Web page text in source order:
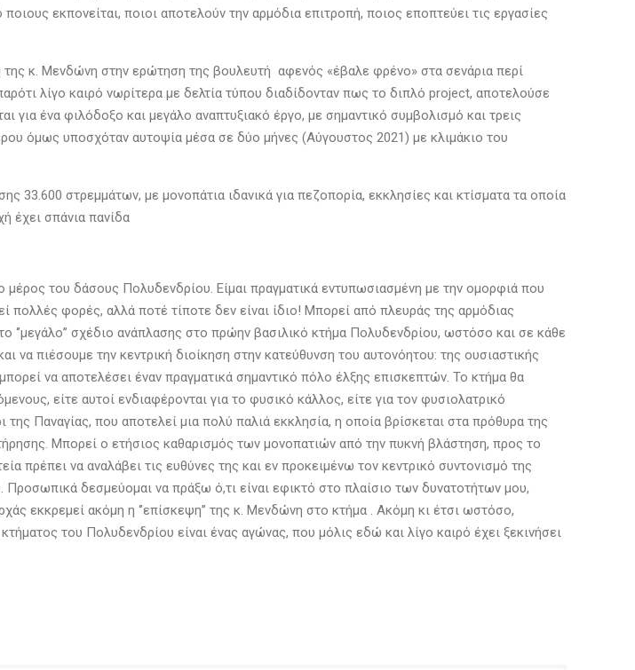
εκπονείται, ποιοι αποτελούν την αρμόδια επιτροπή, ποιος εποπτεύει τις εργασίες
κ. Μενδώνη στην ερώτηση της βουλευτή αφενός «έβαλε φρένο» στα σενάρια περί
λίγο καιρό νωρίτερα με δελτία τύπου διαδίδονταν πως το διπλό project, αποτελούσε
ένα φιλόδοξο και μεγάλο αναπτυξιακό έργο, με σημαντικό συμβολισμό και τρεις
όμως υποσχόταν αυτοψία μέσα σε δύο μήνες (Αύγουστος 2021) με κλιμάκιο του
33.600 στρεμμάτων, με μονοπάτια ιδανικά για πεζοπορία, εκκλησίες και κτίσματα τα οποία
έχει σπάνια πανίδα
του δάσους Πολυδενδρίου. Είμαι πραγματικά εντυπωσιασμένη με την ομορφιά που
πολλές φορές, αλλά ποτέ τίποτε δεν είναι ίδιο! Μπορεί από πλευράς της αρμόδιας
‘’μεγάλο’’ σχέδιο ανάπλασης στο πρώην βασιλικό κτήμα Πολυδενδρίου, ωστόσο και σε κάθε
πιέσουμε την κεντρική διοίκηση στην κατεύθυνση του αυτονόητου: της ουσιαστικής
να αποτελέσει έναν πραγματικά σημαντικό πόλο έλξης επισκεπτών. Το κτήμα θα
είτε αυτοί ενδιαφέρονται για το φυσικό κάλλος, είτε για τον φυσιολατρικό
Παναγίας, που αποτελεί μια πολύ παλιά εκκλησία, η οποία βρίσκεται στα πρόθυρα της
Μπορεί ο ετήσιος καθαρισμός των μονοπατιών από την πυκνή βλάστηση, προς το
πρέπει να αναλάβει τις ευθύνες της και εν προκειμένω τον κεντρικό συντονισμό της
δεσμεύομαι να πράξω ό,τι είναι εφικτό στο πλαίσιο των δυνατοτήτων μου,
εκκρεμεί ακόμη η ‘’επίσκεψη’’ της κ. Μενδώνη στο κτήμα . Ακόμη κι έτσι ωστόσο,
του Πολυδενδρίου είναι ένας αγώνας, που μόλις εδώ και λίγο καιρό έχει ξεκινήσει